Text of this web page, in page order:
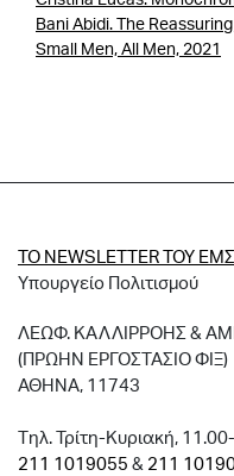
Bani Abidi. The
Small Men, All Men, 2021
ΤΟ NEWSLETTER
Υπουργείο Πολιτισμού
ΛΕΩΦ. ΚΑΛΛΙΡΡΟΗΣ &
(ΠΡΩΗΝ ΕΡΓΟΣΤΑΣΙΟ ΦΙΞ)
ΑΘΗΝΑ, 11743
Tηλ. Τρίτη-Κυριακή,
211 1019055 & 211